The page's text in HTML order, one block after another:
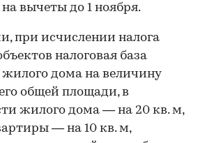
вычеты до 1 ноября.
при исчислении налога
налоговая база
дома на величину
общей площади, в
жилого дома — на 20 кв. м,
— на 10 кв. м,